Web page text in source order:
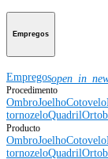
Empregos
Empregos
Procedimento
OmbroJoelhoCotovelo
tornozeloQuadril
Producto
OmbroJoelhoCotovelo
tornozeloQuadril